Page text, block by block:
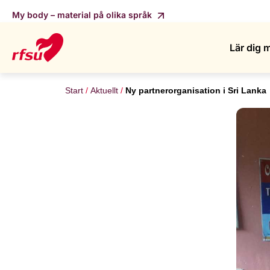
My body – material på olika språk
Lär dig
Start Aktuellt Ny partnerorganisation i Sri Lanka